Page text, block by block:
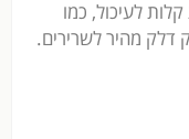
לעיכול, כמו
דלק מהיר לשרירים.